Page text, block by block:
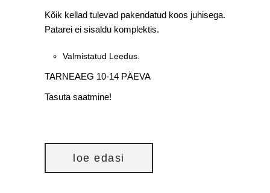
Kõik kellad tulevad pakendatud koos juhisega.
Patarei ei sisaldu komplektis.
Valmistatud Leedus.
TARNEAEG 10-14 PÄEVA
Tasuta saatmine!
loe edasi